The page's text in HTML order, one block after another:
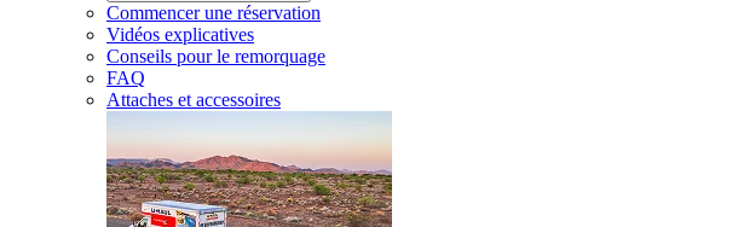
Commencer une réservation
Vidéos explicatives
Conseils pour le remorquage
FAQ
Attaches et accessoires